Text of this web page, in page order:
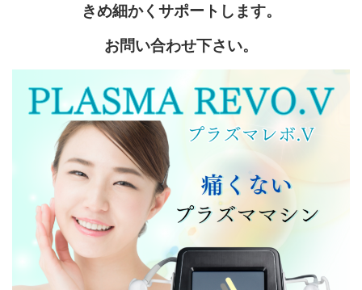
きめ細かくサポートします。
お問い合わせ下さい。